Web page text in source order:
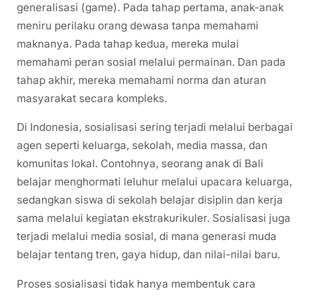
generalisasi (game). Pada tahap pertama, anak-anak
meniru perilaku orang dewasa tanpa memahami
maknanya. Pada tahap kedua, mereka mulai
memahami peran sosial melalui permainan. Dan pada
tahap akhir, mereka memahami norma dan aturan
masyarakat secara kompleks.
Di Indonesia, sosialisasi sering terjadi melalui berbagai
agen seperti keluarga, sekolah, media massa, dan
komunitas lokal. Contohnya, seorang anak di Bali
belajar menghormati leluhur melalui upacara keluarga,
sedangkan siswa di sekolah belajar disiplin dan kerja
sama melalui kegiatan ekstrakurikuler. Sosialisasi juga
terjadi melalui media sosial, di mana generasi muda
belajar tentang tren, gaya hidup, dan nilai-nilai baru.
Proses sosialisasi tidak hanya membentuk cara